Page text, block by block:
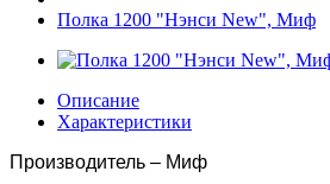
Полка 1200 "Нэнси New", Миф
Описание
Характеристики
Производитель – Миф